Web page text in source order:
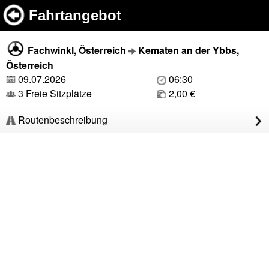
Fahrtangebot
Fachwinkl, Österreich
Kematen an der Ybbs,
Österreich
09.07.2026
06:30
3 Freie Sitzplätze
2,00 €
Routenbeschreibung